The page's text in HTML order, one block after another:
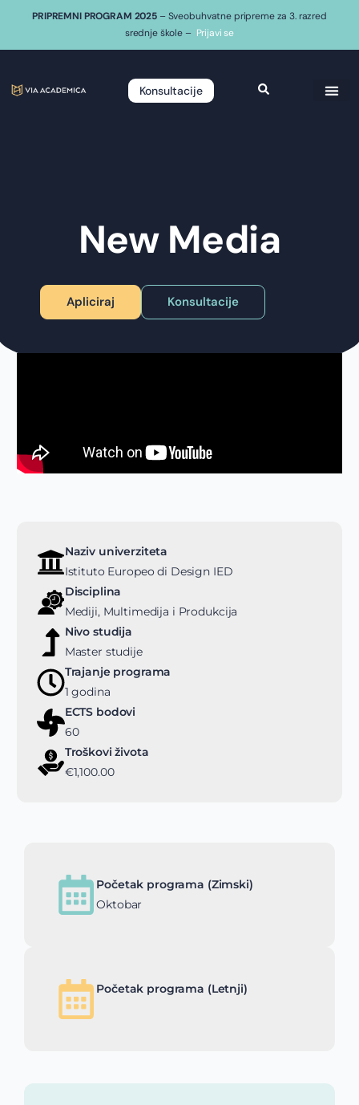
PRIPREMNI PROGRAM 2025 – Sveobuhvatne pripreme za 3. razred
srednje škole – Prijavi se
Konsultacije
New Media
Apliciraj Konsultacije
Naziv univerziteta
Istituto Europeo di Design IED
Disciplina
Mediji, Multimedija i Produkcija
Nivo studija
Master studije
Trajanje programa
1 godina
ECTS bodovi
60
Troškovi života
€1,100.00
Početak programa (Zimski)
Oktobar
Početak programa (Letnji)